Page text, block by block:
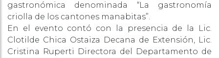
gastronómica denominada “La gastronomía
criolla de los cantones manabitas”.
En el evento contó con la presencia de la Lic.
Clotilde Chica Ostaiza Decana de Extensión, Lic.
Cristina Ruperti Directora del Departamento de